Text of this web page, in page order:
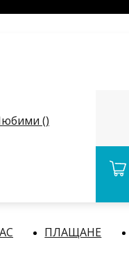
()
ПЛАЩАНЕ